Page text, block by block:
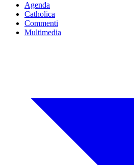
Agenda
Catholica
Commenti
Multimedia